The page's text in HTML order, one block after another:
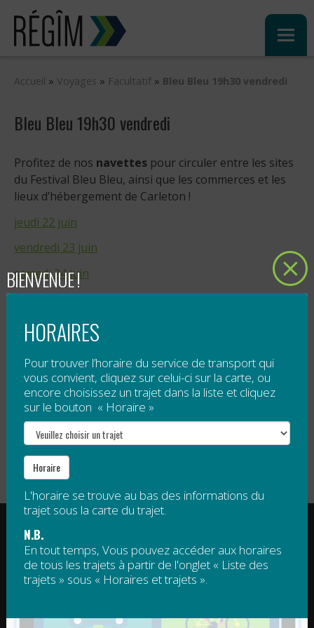
Sauter
contenu
Accueil » Voyages » Facultatif » Bleu Bleu 19h30 vendredi
Bleu Bleu 19h30 vendredi
Profitez de nos navettes pour circuler entre les sites
du Festival Bleu Bleu, ainsi que les commerces et les
lieux d’hébergement de Carleton !
jeudi 22 juin
vendredi 23 juin
samedi 24 juin
Gratuit, sauf 5 $ par passage pour tout voyage à
destination de Mont Saint-Joseph.
Veuillez noter qu’un droit d’accès est obligatoire pour
le sommet de Mont Saint-Joseph. Ce droit d’accès
n’est pas compris dans le tarif de la navette.
RÉGIE INTERMUNICIPALE DE TRANSPORT
GASPÉSIE – ÎLES-DE-LA-MADELEINE
© 2015 - 2026 Tous droits réservés
BIENVENUE !
HORAIRES
Pour trouver l’horaire du service de transport qui
vous convient, cliquez sur celui-ci sur la carte, ou
encore choisissez un trajet dans la liste et cliquez
sur le bouton « Horaire »
Horaire
L'horaire se trouve au bas des informations du
trajet sous la carte du trajet.
N.B.
En tout temps, Vous pouvez accéder aux horaires
de tous les trajets à partir de l'onglet « Liste des
trajets » sous « Horaires et trajets ».